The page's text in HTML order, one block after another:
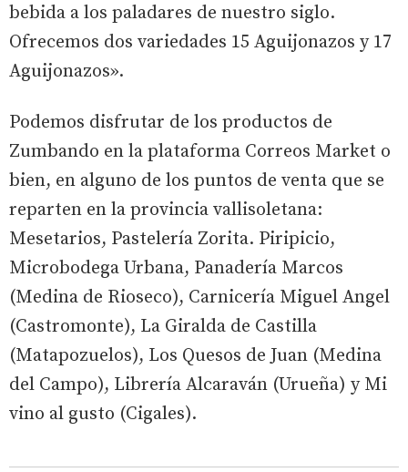
bebida a los paladares de nuestro siglo.
Ofrecemos dos variedades 15 Aguijonazos y 17
Aguijonazos».
Podemos disfrutar de los productos de
Zumbando en la plataforma Correos Market o
bien, en alguno de los puntos de venta que se
reparten en la provincia vallisoletana:
Mesetarios, Pastelería Zorita. Piripicio,
Microbodega Urbana, Panadería Marcos
(Medina de Rioseco), Carnicería Miguel Angel
(Castromonte), La Giralda de Castilla
(Matapozuelos), Los Quesos de Juan (Medina
del Campo), Librería Alcaraván (Urueña) y Mi
vino al gusto (Cigales).